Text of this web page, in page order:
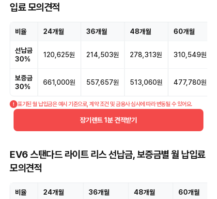
입료 모의견적
비율 24개월 36개월 48개월 60개월
선납금
30%
120,625원 214,503원 278,313원 310,549원
보증금
30%
661,000원 557,657원 513,060원 477,780원
표기된 월 납입금은 예시 기준으로, 계약 조건 및 금융사 심사에 따라 변동될 수 있어요.
장기렌트 1분 견적받기
EV6 스탠다드 라이트 리스 선납금, 보증금별 월 납입료
모의견적
비율 24개월 36개월 48개월 60개월